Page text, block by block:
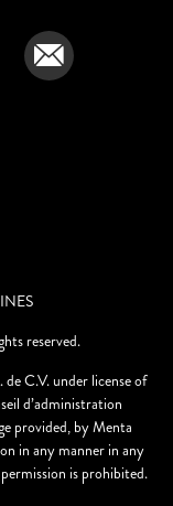
reserved.
C.V. under license of
d’administration
provided, by Menta
in any manner in any
is prohibited.